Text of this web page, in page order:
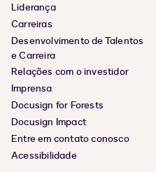
Liderança
Carreiras
Desenvolvimento de Talentos
e Carreira
Relações com o investidor
Imprensa
Docusign for Forests
Docusign Impact
Entre em contato conosco
Acessibilidade